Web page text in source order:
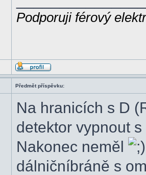
Podporuji férový
Předmět příspěvku:
Na hranicích s D
detektor vypnout
Nakonec neměl
dálničníbráně s